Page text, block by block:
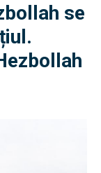
se